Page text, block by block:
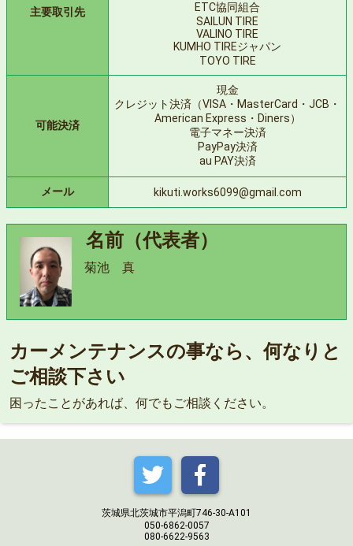
主要取引先
ETC協同組合
SAILUN TIRE
VALINO TIRE
KUMHO TIREジャパン
TOYO TIRE
可能決済
現金
クレジット決済（VISA・MasterCard・JCB・
American Express・Diners）
電子マネー決済
PayPay決済
au PAY決済
メール kikuti.works6099@gmail.com
名前（代表者）
菊池 真
カーメンテナンスの事なら、何なりと
ご相談下さい
困ったことがあれば、何でもご相談ください。
茨城県北茨城市平潟町746-30-A101
050-6862-0057
080-6622-9563